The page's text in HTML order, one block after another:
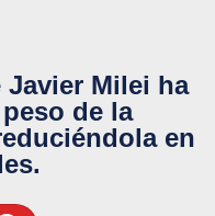
Milei ha
de la
en